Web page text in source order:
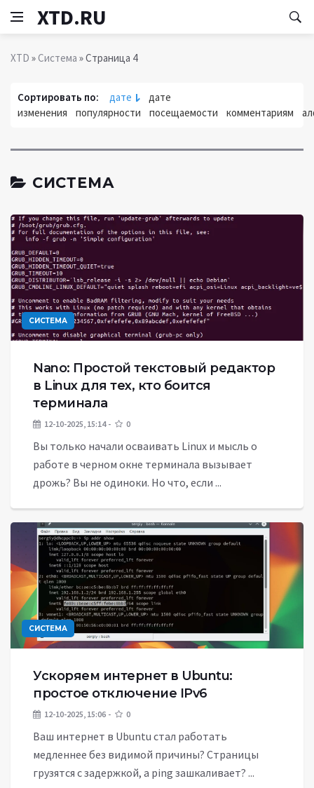
XTD.RU
XTD »Система » Страница 4
Сортировать по: дате
дате
изменения
популярности посещаемости комментариям
СИСТЕМА
СИСТЕМА
Nano: Простой текстовый редактор
в Linux для тех, кто боится
терминала
12-10-2025, 15:14 0
Вы только начали осваивать Linux и мысль о
работе в черном окне терминала вызывает
дрожь? Вы не одиноки. Но что, если ...
СИСТЕМА
Ускоряем интернет в Ubuntu:
простое отключение IPv6
12-10-2025, 15:06 0
Ваш интернет в Ubuntu стал работать
медленнее без видимой причины? Страницы
грузятся с задержкой, а ping зашкаливает? ...